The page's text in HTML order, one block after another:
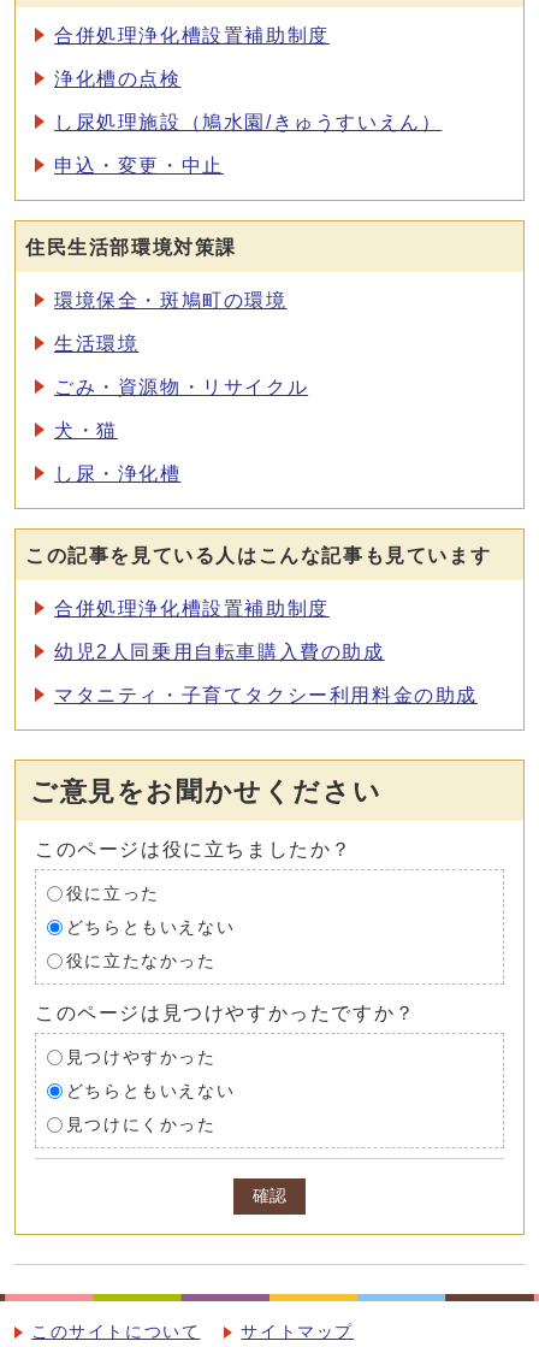
合併処理浄化槽設置補助制度
浄化槽の点検
し尿処理施設（鳩水園/きゅうすいえん）
申込・変更・中止
住民生活部環境対策課
環境保全・斑鳩町の環境
生活環境
ごみ・資源物・リサイクル
犬・猫
し尿・浄化槽
この記事を見ている人はこんな記事も見ています
合併処理浄化槽設置補助制度
幼児2人同乗用自転車購入費の助成
マタニティ・子育てタクシー利用料金の助成
ご意見をお聞かせください
このページは役に立ちましたか？
役に立った
どちらともいえない
役に立たなかった
このページは見つけやすかったですか？
見つけやすかった
どちらともいえない
見つけにくかった
確認
このサイトについて サイトマップ